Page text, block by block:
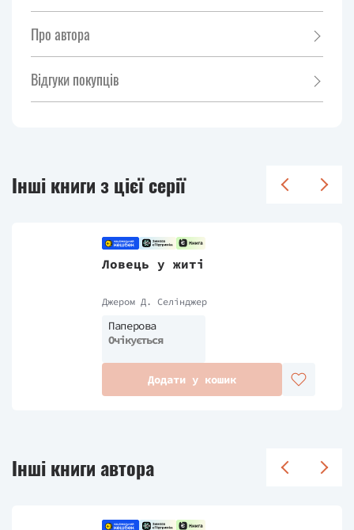
Про автора
Відгуки покупців
Інші книги з цієї серії
Ловець у житі
Джером Д. Селінджер
Паперова
Очікується
Додати у кошик
Інші книги автора